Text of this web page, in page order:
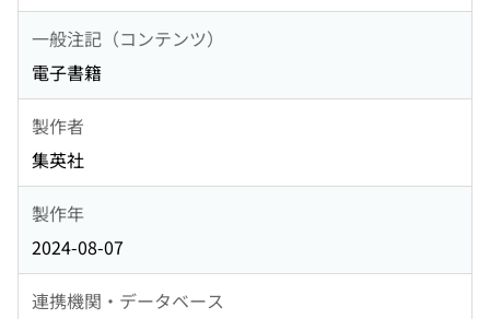
一般注記（コンテンツ）
電子書籍
製作者
集英社
製作年
2024-08-07
連携機関・データベース